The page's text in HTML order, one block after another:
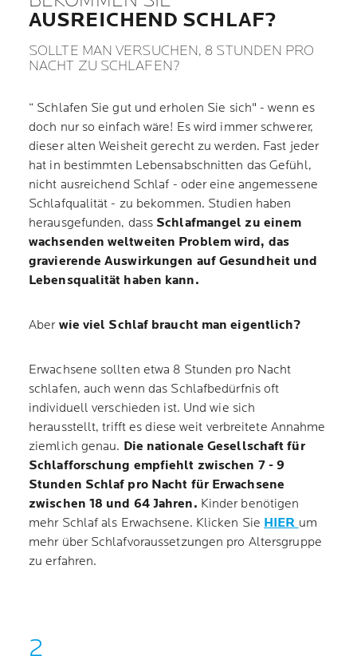
AUSREICHEND SCHLAF?
SOLLTE MAN VERSUCHEN, 8 STUNDEN PRO
NACHT ZU SCHLAFEN?
“ Schlafen Sie gut und erholen Sie sich" - wenn es
doch nur so einfach wäre! Es wird immer schwerer,
dieser alten Weisheit gerecht zu werden. Fast jeder
hat in bestimmten Lebensabschnitten das Gefühl,
nicht ausreichend Schlaf - oder eine angemessene
Schlafqualität - zu bekommen. Studien haben
herausgefunden, dass Schlafmangel zu einem
wachsenden weltweiten Problem wird, das
gravierende Auswirkungen auf Gesundheit und
Lebensqualität haben kann.
Aber wie viel Schlaf braucht man eigentlich?
Erwachsene sollten etwa 8 Stunden pro Nacht
schlafen, auch wenn das Schlafbedürfnis oft
individuell verschieden ist. Und wie sich
herausstellt, trifft es diese weit verbreitete Annahme
ziemlich genau. Die nationale Gesellschaft für
Schlafforschung empfiehlt zwischen 7 - 9
Stunden Schlaf pro Nacht für Erwachsene
zwischen 18 und 64 Jahren. Kinder benötigen
mehr Schlaf als Erwachsene. Klicken Sie HIER um
mehr über Schlafvoraussetzungen pro Altersgruppe
zu erfahren.